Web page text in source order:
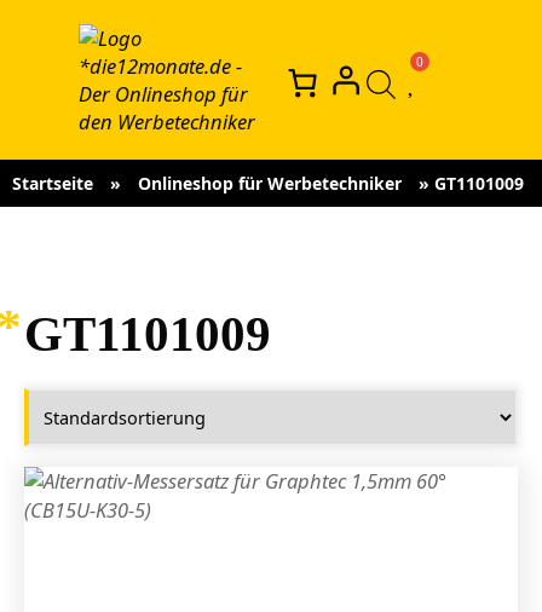
Startseite » Onlineshop für Werbetechniker » GT1101009
GT1101009